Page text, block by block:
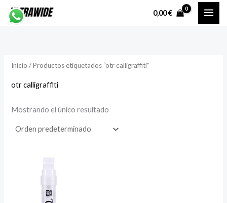
0,00€
Inicio / Productos etiquetados “otr calligraffiti”
otr calligraffiti
Mostrando el único resultado